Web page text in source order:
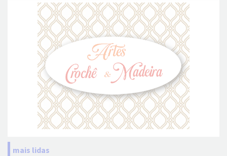
mais lidas